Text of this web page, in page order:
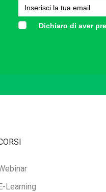
Dichiaro di aver
Learning